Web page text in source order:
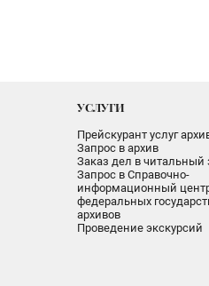
УСЛУГИ
Прейскурант услуг
Запрос в архив
Заказ дел в читальный
Запрос в Справочно-
информационный
федеральных
архивов
Проведение экскурсий